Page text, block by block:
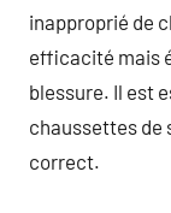
inapproprié de
efficacité mais
blessure. Il est
chaussettes de
correct.